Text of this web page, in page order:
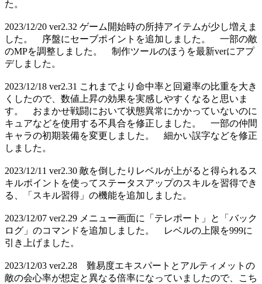
た。
2023/12/20 ver2.32 ゲーム開始時の所持アイテムが少し増えま
した。 序盤にセーブポイントを追加しました。 一部の敵
のMPを調整しました。 制作ツールのほうを最新verにアプ
デしました。
2023/12/18 ver2.31 これまでより命中率と回避率の比重を大き
くしたので、数値上昇の効果を実感しやすくなると思いま
す。 おまかせ戦闘において状態異常にかかっていないのに
キュアなどを使用する不具合を修正しました。 一部の仲間
キャラの初期装備を変更しました。 細かい誤字などを修正
しました。
2023/12/11 ver2.30 敵を倒したりレベルが上がると得られるス
キルポイントを使ってステータスアップのスキルを習得でき
る、「スキル習得」の機能を追加しました。
2023/12/07 ver2.29 メニュー画面に「テレポート」と「バック
ログ」のコマンドを追加しました。 レベルの上限を999に
引き上げました。
2023/12/03 ver2.28 難易度エキスパートとアルティメットの
敵の会心率が想定と異なる倍率になっていましたので、こち